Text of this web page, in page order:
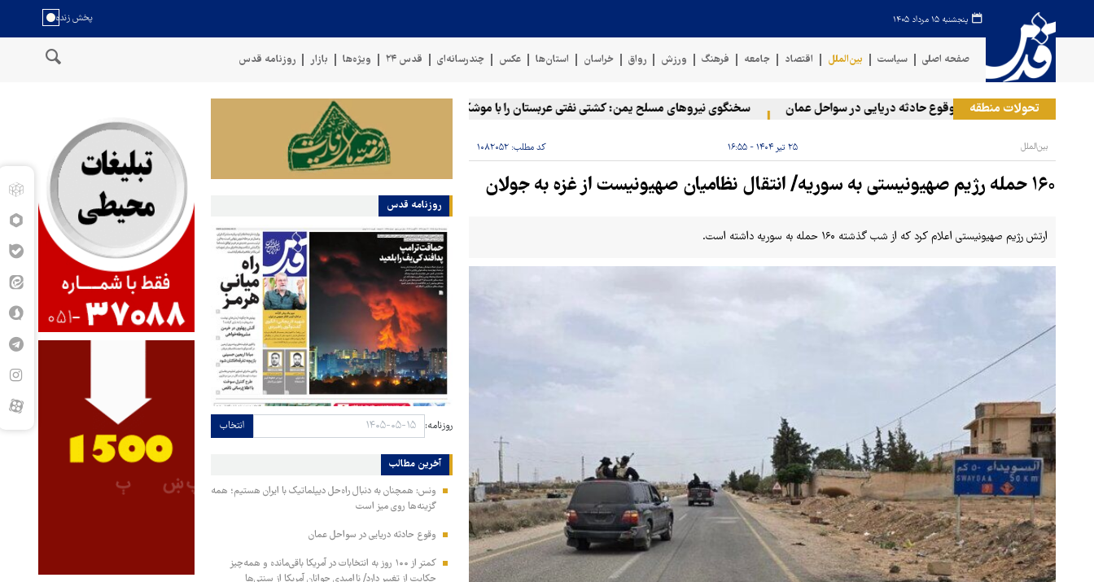
پنجشنبه ۱۵ مرداد ۱۴۰۵
صفحه اصلی سیاست بین‌الملل اقتصاد جامعه فرهنگ ورزش رواق خراسان استان‌ها عکس چندرسانه‌ای قدس ۲۴ ویژه‌ها بازار روزنامه قدس
تحولات منطقهوقوع حادثه دریایی در سواحل عمان سخنگوی نیروهای مسلح یمن: کشتی نفتی عربستان را با موشک بالستیک هدف قرار دادیم
بین‌الملل ۲۵ تیر ۱۴۰۴ - ۱۶:۵۵ کد مطلب: ۱۰۸۲۰۵۲
۱۶۰ حمله رژیم صهیونیستی به سوریه/ انتقال نظامیان صهیونیست از غزه به جولان
ارتش رژیم صهیونیستی اعلام کرد که از شب گذشته ۱۶۰ حمله به سوریه داشته است.
روزنامه قدس
روزنامه: انتخاب
آخرین مطالب
ونس: همچنان به دنبال راه‌حل دیپلماتیک با ایران هستیم؛ همه
گزینه‌ها روی میز است
وقوع حادثه دریایی در سواحل عمان
کمتر از ۱۰۰ روز به انتخابات در آمریکا باقی‌مانده و همه‌چیز